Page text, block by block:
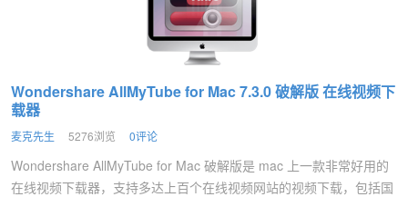
Wondershare AllMyTube for Mac 7.3.0 破解版 在线视频下
载器
麦克先生 5276浏览 0评论
Wondershare AllMyTube for Mac 破解版是 mac 上一款非常好用的
在线视频下载器，支持多达上百个在线视频网站的视频下载，包括国